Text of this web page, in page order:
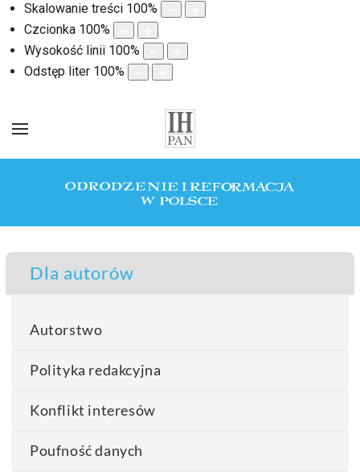
Skalowanie treści 100%
Czcionka 100%
Wysokość linii 100%
Odstęp liter 100%
Dla autorów
Autorstwo
Polityka redakcyjna
Konflikt interesów
Poufność danych